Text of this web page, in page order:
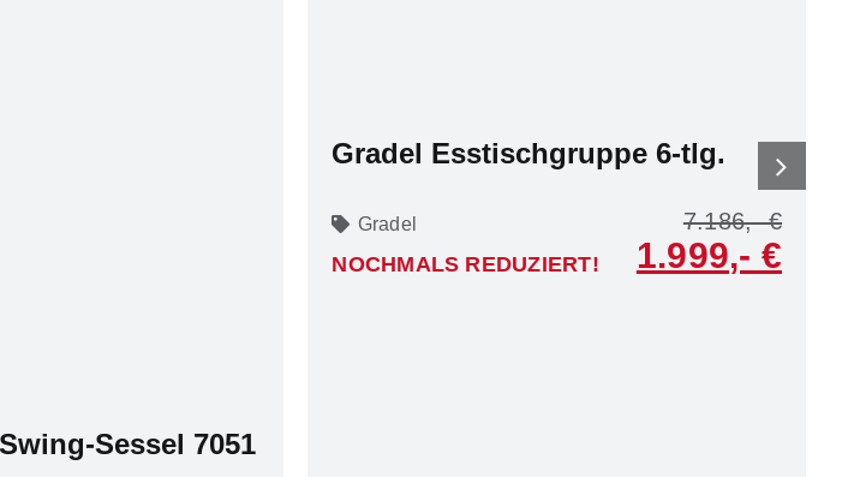
Sessel 7051
Gradel Esstischgruppe 6-tlg.
Gradel 7.186
NOCHMALS REDUZIERT! 1.999